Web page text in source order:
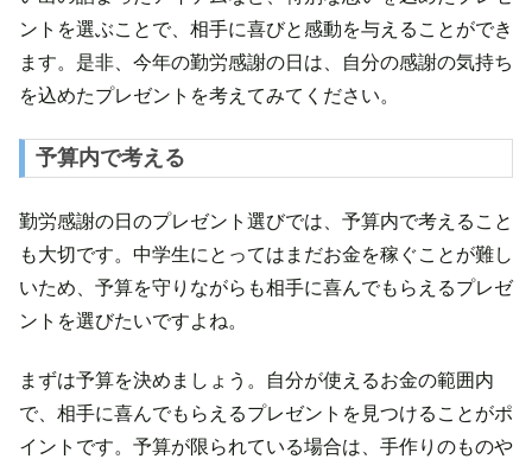
ントを選ぶことで、相手に喜びと感動を与えることができ
ます。是非、今年の勤労感謝の日は、自分の感謝の気持ち
を込めたプレゼントを考えてみてください。
予算内で考える
勤労感謝の日のプレゼント選びでは、予算内で考えること
も大切です。中学生にとってはまだお金を稼ぐことが難し
いため、予算を守りながらも相手に喜んでもらえるプレゼ
ントを選びたいですよね。
まずは予算を決めましょう。自分が使えるお金の範囲内
で、相手に喜んでもらえるプレゼントを見つけることがポ
イントです。予算が限られている場合は、手作りのものや